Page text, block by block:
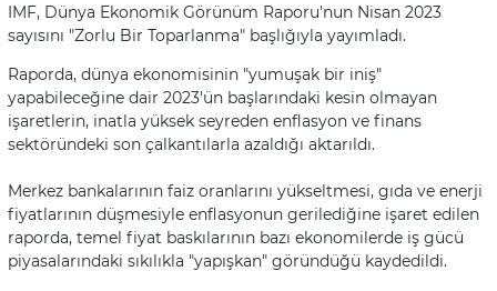
IMF, Dünya Ekonomik Görünüm Raporu'nun Nisan 2023
sayısını "Zorlu Bir Toparlanma" başlığıyla yayımladı.
Raporda, dünya ekonomisinin "yumuşak bir iniş"
yapabileceğine dair 2023'ün başlarındaki kesin olmayan
işaretlerin, inatla yüksek seyreden enflasyon ve finans
sektöründeki son çalkantılarla azaldığı aktarıldı.
Merkez bankalarının faiz oranlarını yükseltmesi, gıda ve enerji
fiyatlarının düşmesiyle enflasyonun gerilediğine işaret edilen
raporda, temel fiyat baskılarının bazı ekonomilerde iş gücü
piyasalarındaki sıkılıkla "yapışkan" göründüğü kaydedildi.